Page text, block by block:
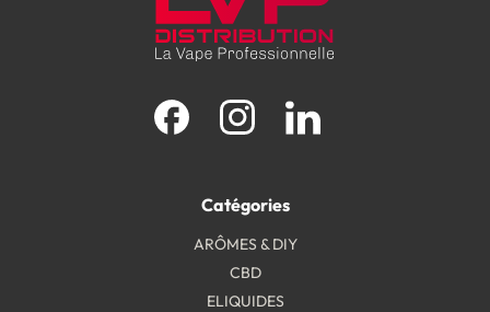
Catégories
ARÔMES & DIY
CBD
ELIQUIDES
Facebook Instagram